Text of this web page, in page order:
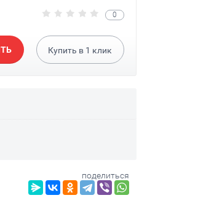
0
Купить в 1 клик
поделиться